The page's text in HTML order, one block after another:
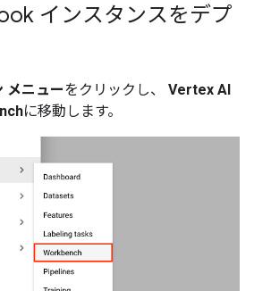
インスタンスをデプ
メニューをクリックし、 Vertex AI
に移動します。